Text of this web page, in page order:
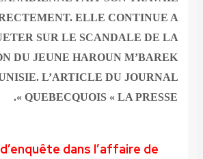
ELLE CONTINUE A
SUR LE SCANDALE DE LA
DU JEUNE HAROUN M’BAREK
TUNISIE. L’ARTICLE DU JOURNAL
QUEBECQUOIS « LA PRESSE ».
d’enquête dans l’affaire de